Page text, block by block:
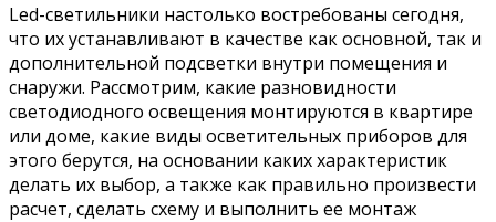
Led-светильники настолько востребованы сегодня,
что их устанавливают в качестве как основной, так и
дополнительной подсветки внутри помещения и
снаружи. Рассмотрим, какие разновидности
светодиодного освещения монтируются в квартире
или доме, какие виды осветительных приборов для
этого берутся, на основании каких характеристик
делать их выбор, а также как правильно произвести
расчет, сделать схему и выполнить ее монтаж